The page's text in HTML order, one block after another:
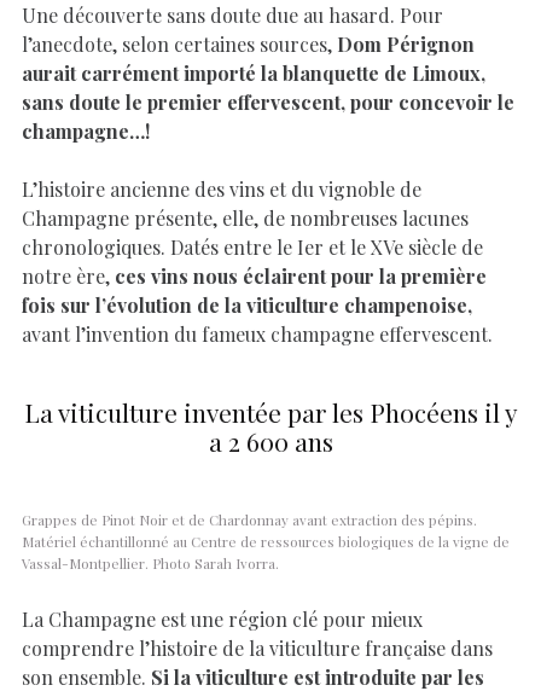
Une découverte sans doute due au hasard. Pour
l’anecdote, selon certaines sources, Dom Pérignon
aurait carrément importé la blanquette de Limoux,
sans doute le premier effervescent, pour concevoir le
champagne…!
L’histoire ancienne des vins et du vignoble de
Champagne présente, elle, de nombreuses lacunes
chronologiques. Datés entre le Ier et le XVe siècle de
notre ère, ces vins nous éclairent pour la première
fois sur l’évolution de la viticulture champenoise,
avant l’invention du fameux champagne effervescent.
La viticulture inventée par les Phocéens il y
a 2 600 ans
Grappes de Pinot Noir et de Chardonnay avant extraction des pépins.
Matériel échantillonné au Centre de ressources biologiques de la vigne de
Vassal-Montpellier. Photo Sarah Ivorra.
La Champagne est une région clé pour mieux
comprendre l’histoire de la viticulture française dans
son ensemble. Si la viticulture est introduite par les